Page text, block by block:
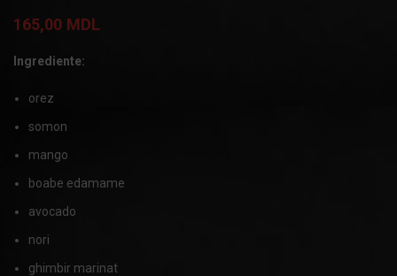
165,00 MDL
Ingrediente:
orez
somon
mango
boabe edamame
avocado
nori
ghimbir marinat